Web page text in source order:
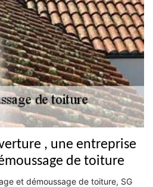
, une entreprise
de toiture
et démoussage de toiture, SG